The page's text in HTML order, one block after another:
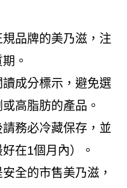
規品牌的美乃滋，注
。
成分標示，避免選
高脂肪的產品。
請務必冷藏保存，並
在1個月內）。
全的市售美乃滋，